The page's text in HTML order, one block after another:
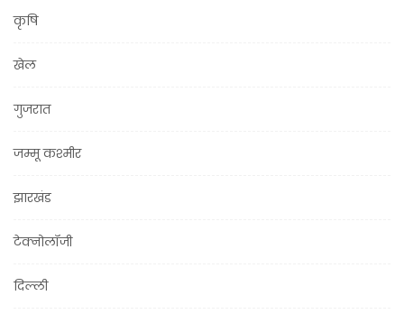
कृषि
खेल
गुजरात
जम्मू कश्मीर
झारखंड
टेक्नोलॉजी
दिल्ली